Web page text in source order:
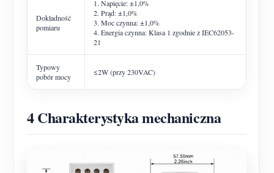
Dokładność
pomiaru
1. Napięcie: ±1,0%
2. Prąd: ±1,0%
3. Moc czynna: ±1,0%
4. Energia czynna: Klasa 1 zgodnie z IEC62053-
21
Typowy
pobór mocy
≤2W (przy 230VAC)
4 Charakterystyka mechaniczna